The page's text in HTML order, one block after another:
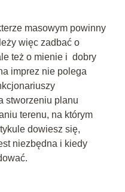
masowym powinny
więc zadbać o
też o mienie i dobry
imprez nie polega
stworzeniu planu
terenu, na którym
dowiesz się,
niezbędna i kiedy